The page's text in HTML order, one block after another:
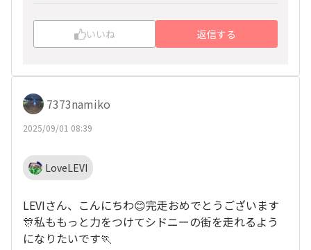
いいね 返信する
7373namiko
2025/09/01 08:39
LoveLEVI
LEVIさん、こんにちわ😊完走おめでとうございます
🎊私ももっと力をつけてシドニーの街を走れるよう
になりたいです🏃